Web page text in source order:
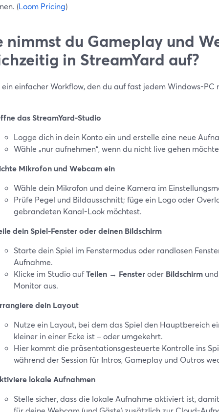
(Loom Pricing)
nimmst du Gameplay und
in StreamYard auf?
einfacher Workflow, den du auf fast jedem Windows-PC
das StreamYard-Studio
Logge dich in dein Konto ein und erstelle eine neue
Wähle „nur aufnehmen“, wenn du nicht live gehen
Mikrofon und Webcam ein
Wähle dein Mikrofon und deine Kamera im
Prüfe Pegel und Bildausschnitt; füge ein Logo oder
gebrandeten Kanal-Look möchtest.
dein Spiel-Fenster oder deinen Bildschirm
Starte dein Spiel im Fenstermodus oder randlosen
Aufnahme.
Klicke im Studio aufTeilen → Fensteroder Bildschirm
Monitor aus.
dein Layout
Nutze ein Layout, bei dem das Spiel den Hauptbereich
kleiner in einer Ecke ist – oder umgekehrt.
Hier kommt die präsentationsgesteuerte Kontrolle ins
während der Session für Intros, Gameplay und Outros
lokale Aufnahmen
Stelle sicher, dass die lokale Aufnahme aktiviert ist,